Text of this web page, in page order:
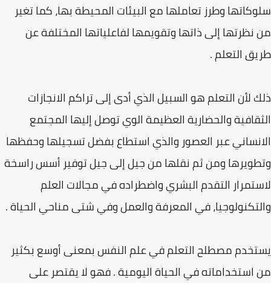
سلوكاتها وطرز تعاملها مع البيئات المحيطة بها، كما تغير
من نظرتها إلى ذاتها وتقويمها لفاعلياتها المختلفة عن
طريق التعلم .
ذلك لأن التعلم هو السبيل الذي أدى إلى تراكم الانجازات
الثقافية والحضارية العظيمة الوي توصل إليها المجتمع
الانساني عبر العصور والذي استطاع بفضل تسجيلها وحفظها
وتطويرها ومن ثم نقلها من جيل إلى جيل توفير أسس راسخة
لاستمرار التقدم البشري واضطراده في مجالات العلم
والتكنولوجيا، في المعرفة والعمل وفي شتى مناحي الحياة .
يستخدم مصطلح التعلم في علم النفس بمعنى أوسع بكثير
من استخداماته في الحياة اليومية . فهو لا يقتصر على